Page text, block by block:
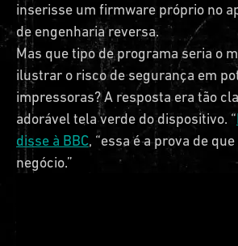
inserisse um firmware próprio no
de engenharia reversa.
Mas que tipo de programa seria o
ilustrar o risco de segurança em
impressoras? A resposta era tão
adorável tela verde do dispositivo. “
disse à BBC, “essa é a prova de
negócio.”